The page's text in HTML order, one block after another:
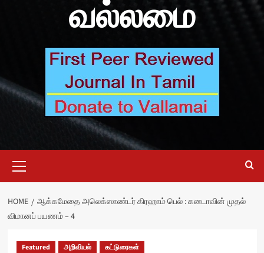
வல்லமை
Menu
HOME
ஆக்கமேதை அலெக்ஸாண்டர் கிரஹாம் பெல் : கனடாவின் முதல்
விமானப் பயணம் – 4
Featured அறிவியல் கட்டுரைகள்